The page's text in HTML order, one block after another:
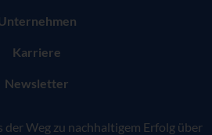
Karriere
Newsletter
der Weg zu nachhaltigem Erfolg über